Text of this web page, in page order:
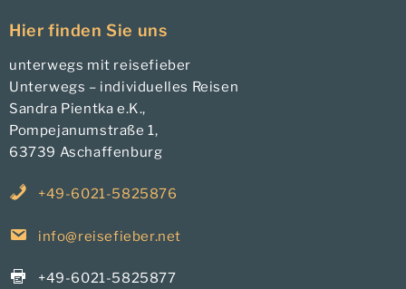
Hier finden Sie uns
unterwegs mit reisefieber
Unterwegs – individuelles Reisen
Sandra Pientka e.K.,
Pompejanumstraße 1,
63739 Aschaffenburg
+49-6021-5825876
info@reisefieber.net
+49-6021-5825877